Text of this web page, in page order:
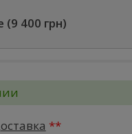
(9 400 грн)